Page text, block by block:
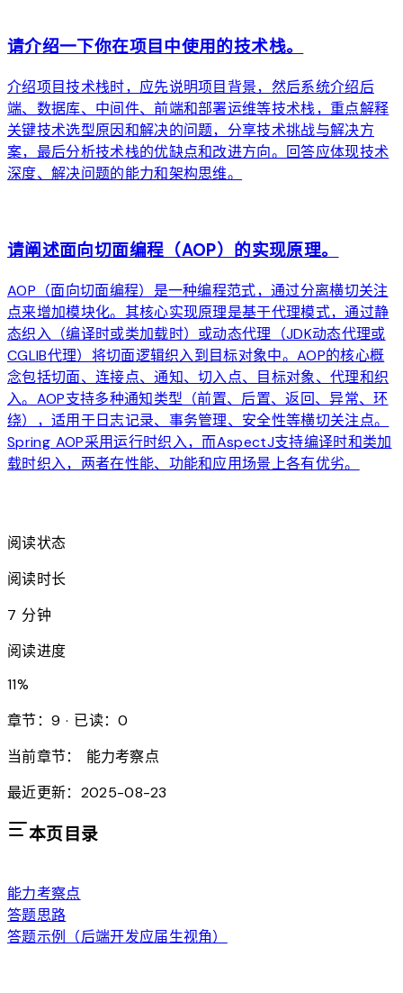
请介绍一下你在项目中使用的技术栈。
介绍项目技术栈时，应先说明项目背景，然后系统介绍后
端、数据库、中间件、前端和部署运维等技术栈，重点解释
关键技术选型原因和解决的问题，分享技术挑战与解决方
案，最后分析技术栈的优缺点和改进方向。回答应体现技术
深度、解决问题的能力和架构思维。
请阐述面向切面编程（AOP）的实现原理。
AOP（面向切面编程）是一种编程范式，通过分离横切关注
点来增加模块化。其核心实现原理是基于代理模式，通过静
态织入（编译时或类加载时）或动态代理（JDK动态代理或
CGLIB代理）将切面逻辑织入到目标对象中。AOP的核心概
念包括切面、连接点、通知、切入点、目标对象、代理和织
入。AOP支持多种通知类型（前置、后置、返回、异常、环
绕），适用于日志记录、事务管理、安全性等横切关注点。
Spring AOP采用运行时织入，而AspectJ支持编译时和类加
载时织入，两者在性能、功能和应用场景上各有优劣。
阅读状态
阅读时长
7 分钟
阅读进度
11%
章节：9 · 已读：0
当前章节：
能力考察点
最近更新：2025-08-23
本页目录
能力考察点
答题思路
答题示例（后端开发应届生视角）